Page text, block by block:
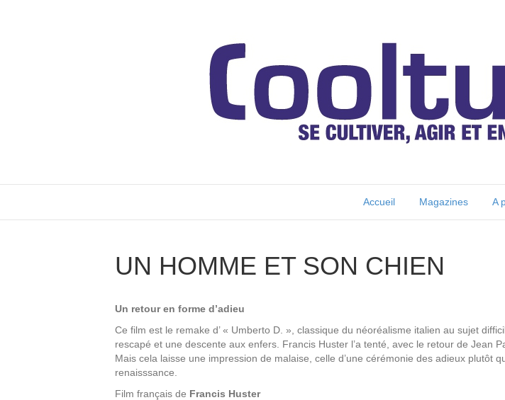
Accueil Magazines A
UN HOMME ET SON CHIEN
Un retour en forme d’adieu
Ce film est le remake d’ « Umberto D. », classique du néoréalisme italien au sujet
rescapé et une descente aux enfers. Francis Huster l’a tenté, avec le retour de Jean
Mais cela laisse une impression de malaise, celle d’une cérémonie des adieux plutôt
renaisssance.
Film français de Francis Huster